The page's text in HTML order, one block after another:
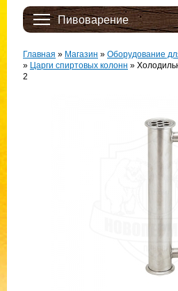
Пивоварение
Главная » Магазин » Оборудование
» Царги спиртовых колонн »
2